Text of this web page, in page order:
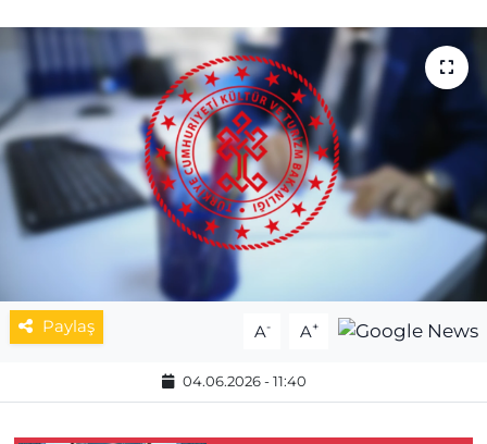
Paylaş A- A+
04.06.2026 - 11:40
MAGAZİN
ESKİŞEHİRSPOR